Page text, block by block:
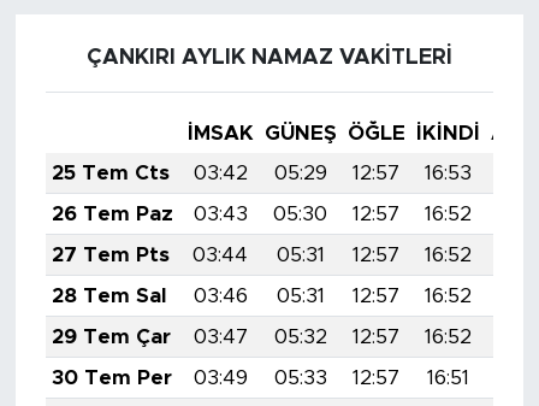
ÇANKIRI AYLIK NAMAZ VAKITLERI
İMSAK GÜNEŞ ÖĞLE İKINDI
25 Tem Cts
03:42 05:29 12:57 16:53
26 Tem Paz
03:43 05:30 12:57 16:52
27 Tem Pts
03:44 05:31 12:57 16:52
28 Tem Sal
03:46 05:31 12:57 16:52
29 Tem Çar
03:47 05:32 12:57 16:52
30 Tem Per
03:49 05:33 12:57 16:51